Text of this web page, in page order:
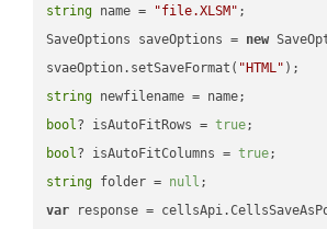
string name = "file.XLSM" ;
SaveOptions saveOptions = new
svaeOption.setSaveFormat( "HTML"
string
bool? isAutoFitRows = true
bool? isAutoFitColumns = true
string folder = null
var response =